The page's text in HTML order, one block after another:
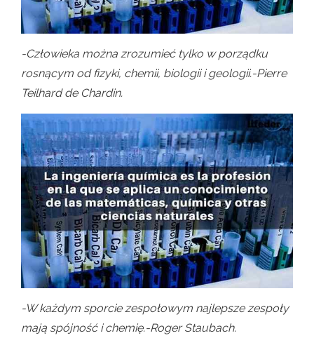
-Człowieka można zrozumieć tylko w porządku
rosnącym od fizyki, chemii, biologii i geologii.-Pierre
Teilhard de Chardin.
-W każdym sporcie zespołowym najlepsze zespoły
mają spójność i chemię.-Roger Staubach.